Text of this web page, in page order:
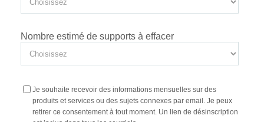
Nombre estimé de supports à effacer
Je souhaite recevoir des informations mensuelles sur des
produits et services ou des sujets connexes par email. Je peux
retirer ce consentement à tout moment. Un lien de désinscription